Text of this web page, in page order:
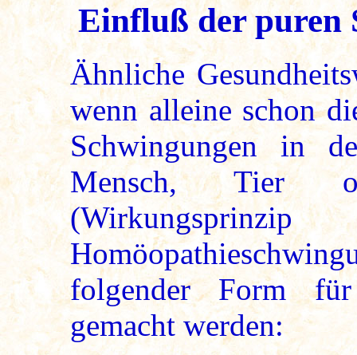
Einfluß der puren
Ähnliche
wenn alleine schon
Schwingungen in
Mensch, Tier
folgender Form
gemacht werden: